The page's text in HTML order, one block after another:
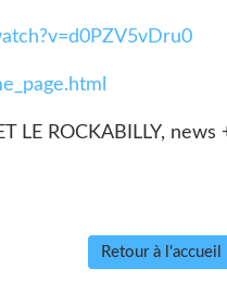
Retour à l'accueil